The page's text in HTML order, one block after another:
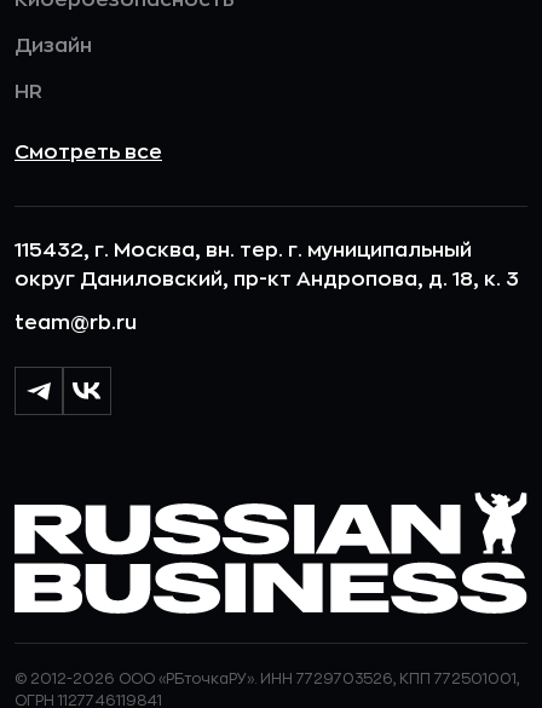
Дизайн
HR
Смотреть все
115432, г. Москва, вн. тер. г. муниципальный
округ Даниловский, пр-кт Андропова, д. 18, к. 3
team@rb.ru
© 2012-2026 ООО «РБточкаРУ». ИНН 7729703526, КПП 772501001,
ОГРН 1127746119841